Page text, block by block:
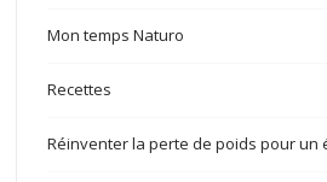
Mon temps Naturo
Recettes
Réinventer la perte de poids pour un